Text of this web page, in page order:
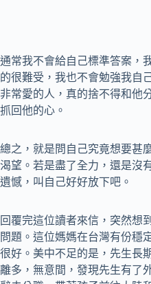
通常我不會給自己標準答案，
的很難受，我也不會勉強我自
非常愛的人，真的捨不得和他
抓回他的心。
總之，就是問自己究竟想要甚
渴望。若是盡了全力，還是沒
遺憾，叫自己好好放下吧。
回覆完這位讀者來信，突然想
問題。這位媽媽在台灣有份穩
很好。美中不足的是，先生長
離多，無意間，發現先生有了